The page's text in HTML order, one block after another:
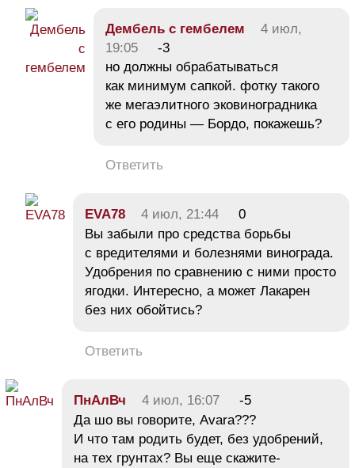
Дембель с гембелем
4 июл,
19:05
-3
но должны обрабатываться
как минимум сапкой. фотку такого
же мегаэлитного эковиноградника
с его родины — Бордо, покажешь?
Ответить
EVA78 4 июл, 21:44
0
Вы забыли про средства борьбы
с вредителями и болезнями винограда.
Удобрения по сравнению с ними просто
ягодки. Интересно, а может Лакарен
без них обойтись?
Ответить
ПнАлВч 4 июл, 16:07
-5
Да шо вы говорите, Avara???
И что там родить будет, без удобрений,
на тех грунтах? Вы еще скажите-